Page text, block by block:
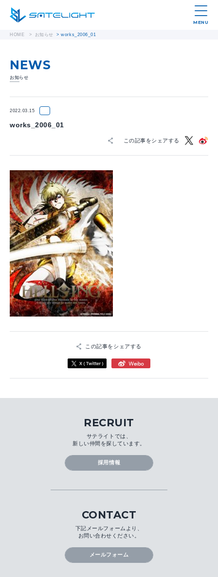
MENU
HOME > お知らせ >works_2006_01
NEWS
お知らせ
2022.03.15
works_2006_01
この記事をシェアする
この記事をシェアする
RECRUIT
サテライトでは、
新しい仲間を探しています。
採用情報
CONTACT
下記メールフォームより、
お問い合わせください。
メールフォーム